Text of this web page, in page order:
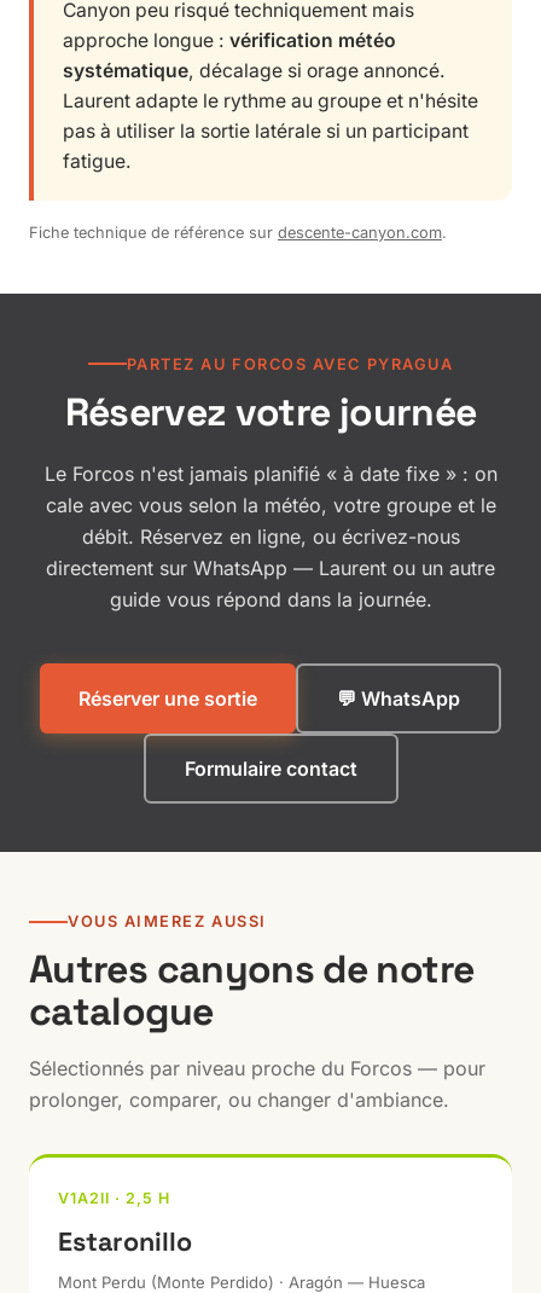
Canyon peu risqué techniquement mais
approche longue : vérification météo
systématique, décalage si orage annoncé.
Laurent adapte le rythme au groupe et n'hésite
pas à utiliser la sortie latérale si un participant
fatigue.
Fiche technique de référence sur descente-canyon.com.
PARTEZ AU FORCOS AVEC PYRAGUA
Réservez votre journée
Le Forcos n'est jamais planifié « à date fixe » : on
cale avec vous selon la météo, votre groupe et le
débit. Réservez en ligne, ou écrivez-nous
directement sur WhatsApp — Laurent ou un autre
guide vous répond dans la journée.
Réserver une sortie 💬 WhatsApp
Formulaire contact
VOUS AIMEREZ AUSSI
Autres canyons de notre
catalogue
Sélectionnés par niveau proche du Forcos — pour
prolonger, comparer, ou changer d'ambiance.
V1A2II · 2,5 H
Estaronillo
Mont Perdu (Monte Perdido) · Aragón — Huesca